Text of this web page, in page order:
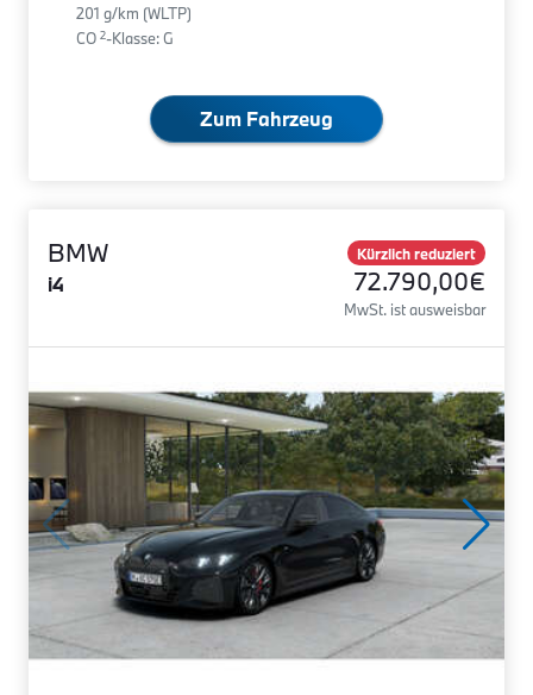
201 g/km (WLTP)
CO 2-Klasse: G
Zum Fahrzeug
BMW
i4
Kürzlich reduziert
72.790,00€
MwSt. ist ausweisbar